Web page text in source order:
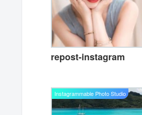
repost-instagram
Instagrammable Photo Studio